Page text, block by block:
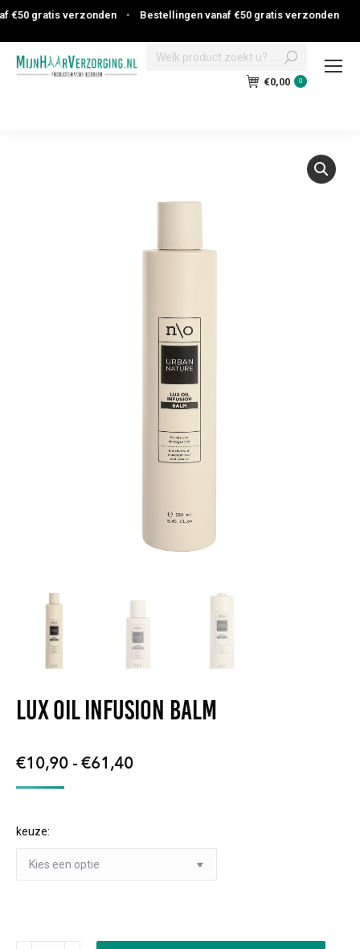
gratis verzonden • Bestellingen vanaf €50 gratis verzonden
Search:
€0,00 0
Lux Oil Infusion Balm
€10,90 - €61,40Prijsklasse:
keuze: